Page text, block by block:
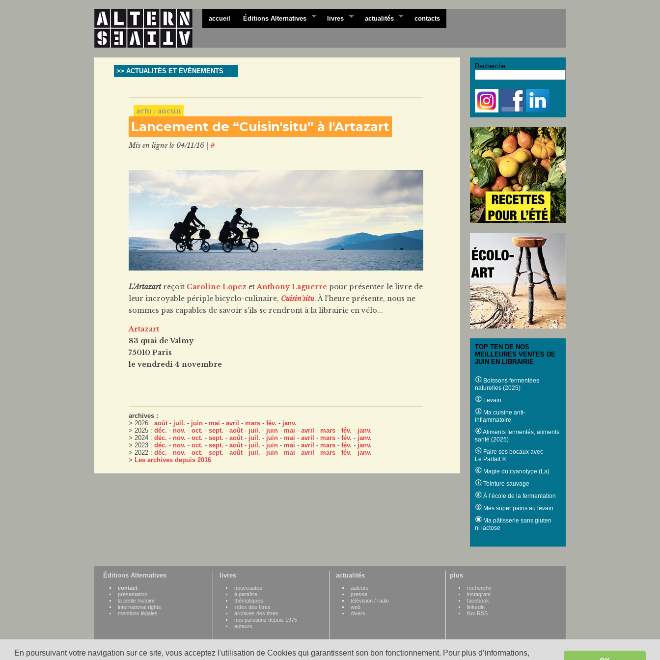
En poursuivant votre navigation sur ce site, vous acceptez l'utilisation de Cookies qui garantissent son bon fonctionnement. Pour plus d’informations,
accueil Éditions Alternatives livres actualités contacts
>> ACTUALITÉS ET ÉVÉNEMENTS
actu : aucun
Lancement de “Cuisin'situ” à l'Artazart
Mis en ligne le 04/11/16 #
L'Artazartreçoit Caroline Lopez etAnthony Laguerre pour présenter le livre de
leur incroyable périple bicyclo-culinaire, Cuisin'situ. À l'heure présente, nous ne
sommes pas capables de savoir s'ils se rendront à la librairie en vélo...
Artazart
83 quai de Valmy
75010 Paris
le vendredi 4 novembre
archives :
> 2026 : août- juil. - juin - mai - avril - mars - fév. - janv.
> 2025 : déc. - nov. - oct. - sept. - août- juil. - juin - mai - avril - mars - fév. - janv.
> 2024 : déc. - nov. - oct. - sept. - août- juil. - juin - mai - avril - mars - fév. - janv.
> 2023 : déc. - nov. - oct. - sept. - août- juil. - juin - mai - avril - mars - fév. - janv.
> 2022 : déc. - nov. - oct. - sept. - août- juil. - juin - mai - avril - mars - fév. - janv.
> Les archives depuis 2016
Recherche
TOP TEN DE NOS
MEILLEURES VENTES DE
JUIN EN LIBRAIRIE
Boissons fermentées
naturelles (2025)
Levain
Ma cuisine anti-
inflammatoire
Aliments fermentés, aliments
santé (2025)
Faire ses bocaux avec
Le Parfait ®
Magie du cyanotype (La)
Teinture sauvage
À l’école de la fermentation
Mes super pains au levain
Ma pâtisserie sans gluten
ni lactose
Éditions Alternatives
contact
présentation
la petite histoire
international rights
mentions légales
livres
nouveautes
à paraître
thématiques
index des titres
archives des titres
nos parutions depuis 1975
auteurs
actualités
auteurs
presse
télévision / radio
web
divers
plus
recherche
instagram
facebook
linkedin
flux RSS
WWW credits